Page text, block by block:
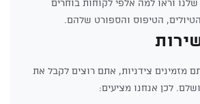
הטיולים, הטיפוס והספורט שלהם.
מזמינים צידניות, אתם רוצים לקבל את
לכן אנחנו מציעים: